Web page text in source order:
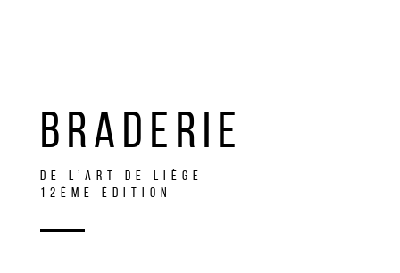
BRADERIE
DE L’ART DE LIÈGE
12ÈME ÉDITION